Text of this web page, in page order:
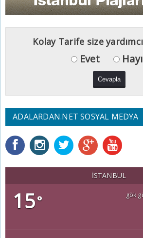
Kolay Tarife size
Evet
ADALARDAN.NET SOSYAL MEDYA
İSTANBUL
15°
gök